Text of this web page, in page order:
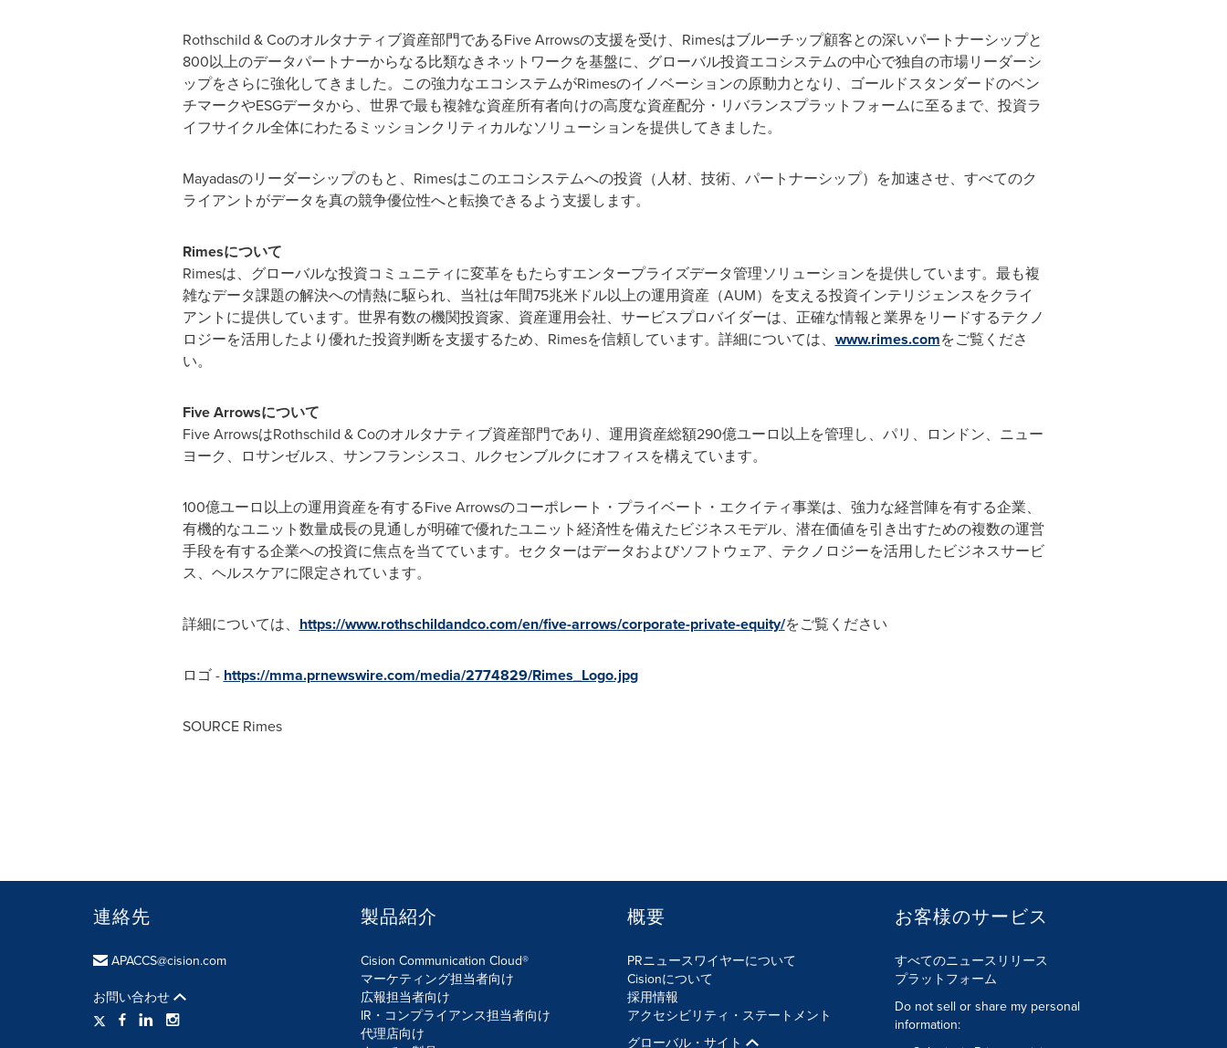
Rothschild & Coのオルタナティブ資産部門であるFive Arrowsの支援を受け、Rimesはブルーチップ顧客との深いパートナーシップと
800以上のデータパートナーからなる比類なきネットワークを基盤に、グローバル投資エコシステムの中心で独自の市場リーダーシ
ップをさらに強化してきました。この強力なエコシステムがRimesのイノベーションの原動力となり、ゴールドスタンダードのベン
チマークやESGデータから、世界で最も複雑な資産所有者向けの高度な資産配分・リバランスプラットフォームに至るまで、投資ラ
イフサイクル全体にわたるミッションクリティカルなソリューションを提供してきました。
Mayadasのリーダーシップのもと、Rimesはこのエコシステムへの投資（人材、技術、パートナーシップ）を加速させ、すべてのク
ライアントがデータを真の競争優位性へと転換できるよう支援します。
Rimesについて
Rimesは、グローバルな投資コミュニティに変革をもたらすエンタープライズデータ管理ソリューションを提供しています。最も複
雑なデータ課題の解決への情熱に駆られ、当社は年間75兆米ドル以上の運用資産（AUM）を支える投資インテリジェンスをクライ
アントに提供しています。世界有数の機関投資家、資産運用会社、サービスプロバイダーは、正確な情報と業界をリードするテクノ
ロジーを活用したより優れた投資判断を支援するため、Rimesを信頼しています。詳細については、 www.rimes.comをご覧くださ
い。
Five Arrowsについて
Five ArrowsはRothschild & Coのオルタナティブ資産部門であり、運用資産総額290億ユーロ以上を管理し、パリ、ロンドン、ニュー
ヨーク、ロサンゼルス、サンフランシスコ、ルクセンブルクにオフィスを構えています。
100億ユーロ以上の運用資産を有するFive Arrowsのコーポレート・プライベート・エクイティ事業は、強力な経営陣を有する企業、
有機的なユニット数量成長の見通しが明確で優れたユニット経済性を備えたビジネスモデル、潜在価値を引き出すための複数の運営
手段を有する企業への投資に焦点を当てています。セクターはデータおよびソフトウェア、テクノロジーを活用したビジネスサービ
ス、ヘルスケアに限定されています。
詳細については、 https://www.rothschildandco.com/en/five-arrows/corporate-private-equity/をご覧ください
ロゴ - https://mma.prnewswire.com/media/2774829/Rimes_Logo.jpg
SOURCE Rimes
連絡先
APACCS@cision.com
お問い合わせ
製品紹介
Cision Communication Cloud®
マーケティング担当者向け
広報担当者向け
IR・コンプライアンス担当者向け
代理店向け
概要
PRニュースワイヤーについて
Cisionについて
採用情報
アクセシビリティ・ステートメント
グローバル・サイト
お客様のサービス
すべてのニュースリリース
プラットフォーム
Do not sell or share my personal
information: